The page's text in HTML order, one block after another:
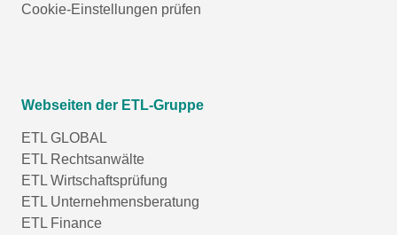
Cookie-Einstellungen prüfen
Webseiten der ETL-Gruppe
ETL GLOBAL
ETL Rechtsanwälte
ETL Wirtschaftsprüfung
ETL Unternehmensberatung
ETL Finance